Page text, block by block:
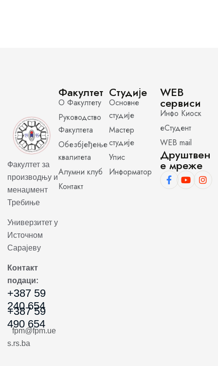
Факултет за
производњу и
менаџмент
Требиње
Универзитет у
Источном
Сарајеву
Контакт
подаци:
+387 59
240 654
+387 59
490 654
fpm@fpm.ue
s.rs.ba
Факултет
О Факултету
Руководство
Факултета
Обезбјеђење
квалитета
Алумни клуб
Контакт
Студије
Основне
студије
Мастер
студије
Упис
Информатор
WEB
сервиси
Инфо Киоск
еСтудент
WEB mail
Друштвен
е мреже